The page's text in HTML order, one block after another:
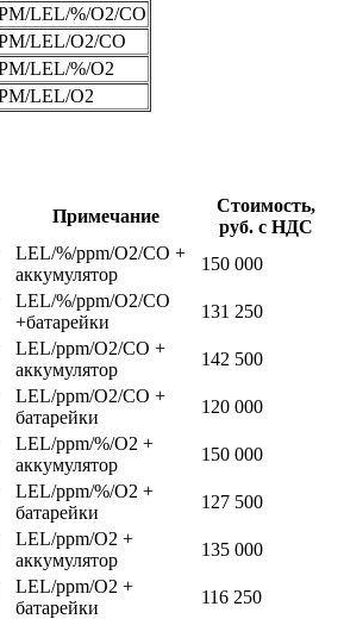
LEL/%/O2/CO
LEL/O2/CO
LEL/%/O2
LEL/O2
Примечание
Стоимость,
руб. с НДС
LEL/%/ppm/O2/CO +
аккумулятор
150 000
LEL/%/ppm/O2/CO
+батарейки
131 250
LEL/ppm/O2/CO +
аккумулятор
142 500
LEL/ppm/O2/CO +
батарейки
120 000
LEL/ppm/%/O2 +
аккумулятор
150 000
LEL/ppm/%/O2 +
батарейки
127 500
LEL/ppm/O2 +
аккумулятор
135 000
LEL/ppm/O2 +
батарейки
116 250